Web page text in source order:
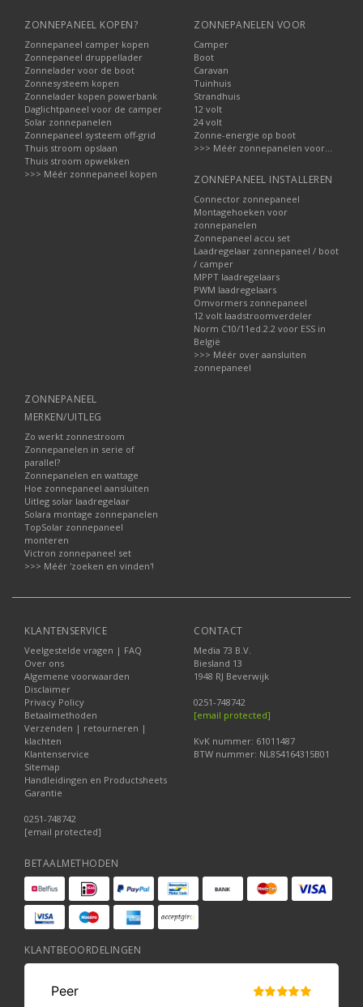
ZONNEPANEEL KOPEN?
Zonnepaneel camper kopen
Zonnepaneel druppellader
Zonnelader voor de boot
Zonnesysteem kopen
Zonnelader kopen powerbank
Daglichtpaneel voor de camper
Solar zonnepanelen
Zonnepaneel systeem off-grid
Thuis stroom opslaan
Thuis stroom opwekken
>>> Méér zonnepaneel kopen
ZONNEPANELEN VOOR
Camper
Boot
Caravan
Tuinhuis
Strandhuis
12 volt
24 volt
Zonne-energie op boot
>>> Méér zonnepanelen voor...
ZONNEPANEEL INSTALLEREN
Connector zonnepaneel
Montagehoeken voor
zonnepanelen
Zonnepaneel accu set
Laadregelaar zonnepaneel / boot
/ camper
MPPT laadregelaars
PWM laadregelaars
Omvormers zonnepaneel
12 volt laadstroomverdeler
Norm C10/11ed.2.2 voor ESS in
België
>>> Méér over aansluiten
zonnepaneel
ZONNEPANEEL
MERKEN/UITLEG
Zo werkt zonnestroom
Zonnepanelen in serie of
parallel?
Zonnepanelen en wattage
Hoe zonnepaneel aansluiten
Uitleg solar laadregelaar
Solara montage zonnepanelen
TopSolar zonnepaneel
monteren
Victron zonnepaneel set
>>> Méér 'zoeken en vinden'!
KLANTENSERVICE
Veelgestelde vragen | FAQ
Over ons
Algemene voorwaarden
Disclaimer
Privacy Policy
Betaalmethoden
Verzenden | retourneren |
klachten
Klantenservice
Sitemap
Handleidingen en Productsheets
Garantie
0251-748742
[email protected]
CONTACT
Media 73 B.V.
Biesland 13
1948 RJ Beverwijk
0251-748742
[email protected]
KvK nummer: 61011487
BTW nummer: NL854164315B01
BETAALMETHODEN
KLANTBEOORDELINGEN